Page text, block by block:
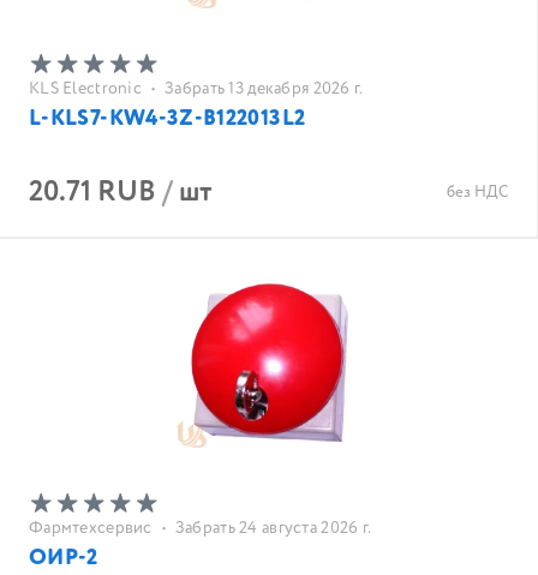
KLS Electronic • Забрать 13 декабря 2026 г.
L-KLS7-KW4-3Z-B122013L2
20.71 RUB/шт без НДС
Фармтехсервис • Забрать 24 августа 2026 г.
ОИР-2